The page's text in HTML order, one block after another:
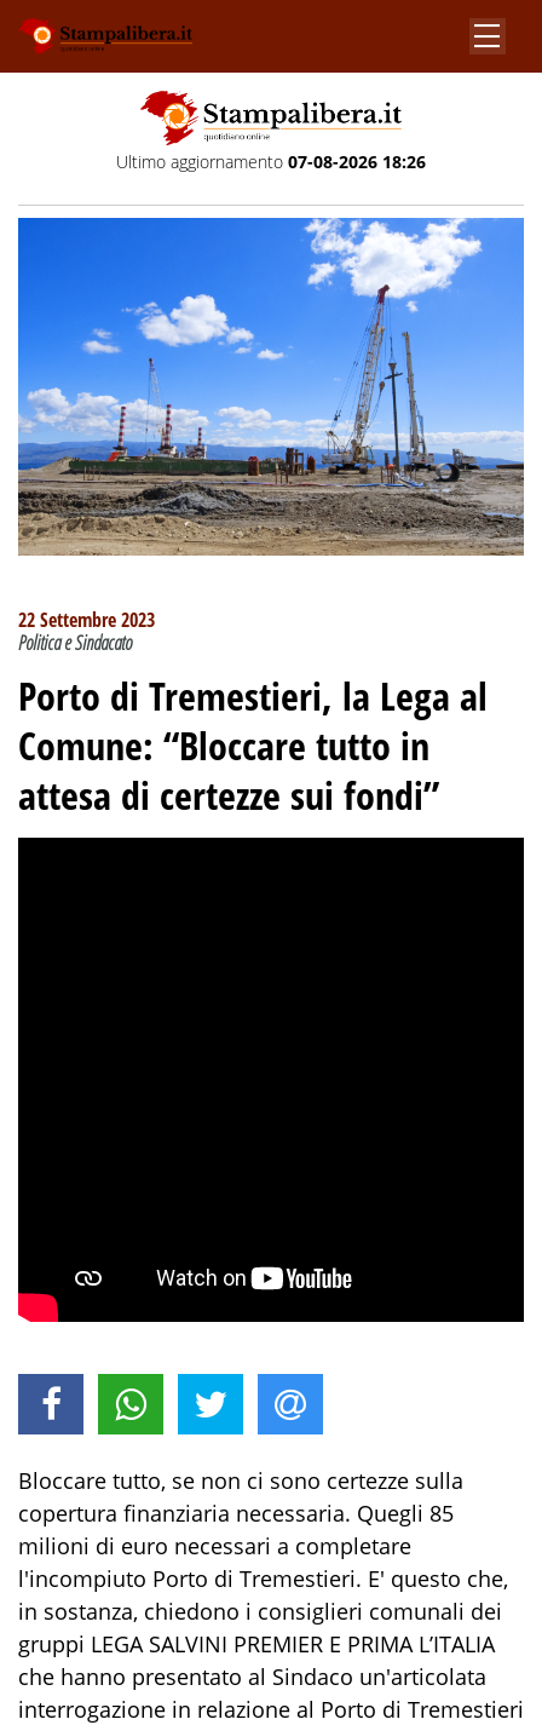
Ultimo aggiornamento 07-08-2026 18:26
22 Settembre 2023
Politica e Sindacato
Porto di Tremestieri, la Lega al
Comune: “Bloccare tutto in
attesa di certezze sui fondi”
Bloccare tutto, se non ci sono certezze sulla
copertura finanziaria necessaria. Quegli 85
milioni di euro necessari a completare
l'incompiuto Porto di Tremestieri. E' questo che,
in sostanza, chiedono i consiglieri comunali dei
gruppi LEGA SALVINI PREMIER E PRIMA L’ITALIA
che hanno presentato al Sindaco un'articolata
interrogazione in relazione al Porto di Tremestieri